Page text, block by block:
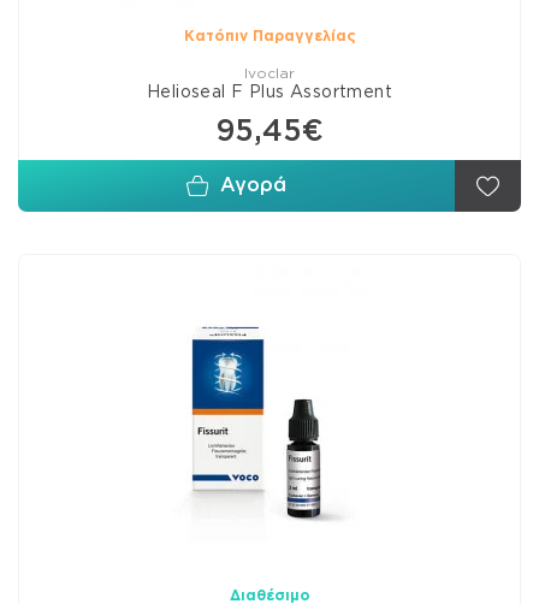
Κατόπιν Παραγγελίας
Ivoclar
Helioseal F Plus Assortment
95,45€
Αγορά
Διαθέσιμο